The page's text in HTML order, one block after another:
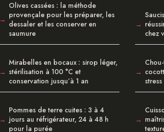
Olives cassées : la méthode
provençale pour les préparer, les
dessaler et les conserver en
saumure
Mirabelles en bocaux : sirop léger,
stérilisation à 100 °C et
conservation jusqu’à 1 an
Pommes de terre cuites : 3 à 4
jours au réfrigérateur, 24 à 48 h
pour la purée
chez
stress